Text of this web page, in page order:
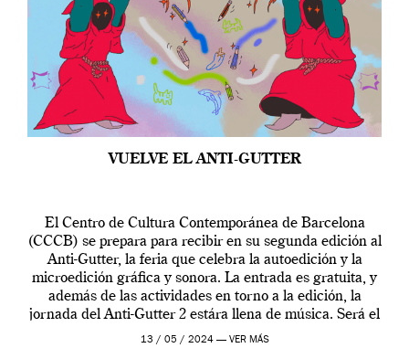
VUELVE EL ANTI-GUTTER
El Centro de Cultura Contemporánea de Barcelona
(CCCB) se prepara para recibir en su segunda edición al
Anti-Gutter, la feria que celebra la autoedición y la
microedición gráfica y sonora. La entrada es gratuita, y
además de las actividades en torno a la edición, la
jornada del Anti-Gutter 2 estára llena de música. Será el
[…]
13 / 05 / 2024 — VER MÁS